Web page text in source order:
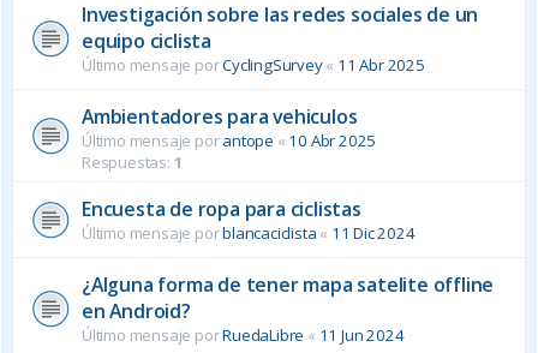
Investigación sobre las redes sociales de un
equipo ciclista
Último mensaje porCyclingSurvey« 11 Abr 2025
Ambientadores para vehiculos
Último mensaje porantope « 10 Abr 2025
Respuestas: 1
Encuesta de ropa para ciclistas
Último mensaje porblancaciclista « 11 Dic 2024
¿Alguna forma de tener mapa satelite offline
en Android?
Último mensaje porRuedaLibre « 11 Jun 2024